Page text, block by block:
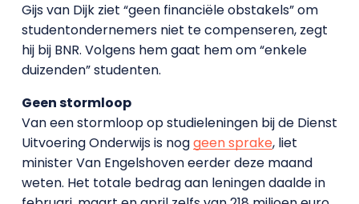
Gijs van Dijk ziet “geen financiële obstakels” om
studentondernemers niet te compenseren, zegt
hij bij BNR. Volgens hem gaat hem om “enkele
duizenden” studenten.
Geen stormloop
Van een stormloop op studieleningen bij de Dienst
Uitvoering Onderwijs is noggeen sprake, liet
minister Van Engelshoven eerder deze maand
weten. Het totale bedrag aan leningen daalde in